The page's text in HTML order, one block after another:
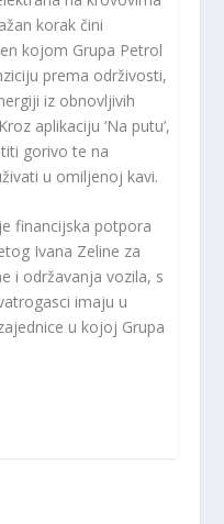
korak čini
kojom Grupa Petrol
prema održivosti,
iz obnovljivih
aplikaciju ‘Na putu’,
gorivo te na
u omiljenoj kavi.
financijska potpora
Ivana Zeline za
i održavanja vozila, s
imaju u
u kojoj Grupa